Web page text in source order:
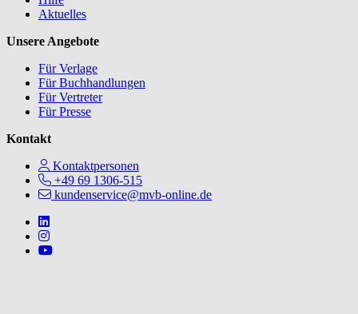
Aktuelles
Unsere Angebote
Für Verlage
Für Buchhandlungen
Für Vertreter
Für Presse
Kontakt
Kontaktpersonen
+49 69 1306-515
kundenservice@mvb-online.de
Follow us on https://www.linkedin.com/company/mvbbooks
Follow us on https://www.instagram.com/lifeatmvb/
Follow us on https://www.youtube.com/@mvbbooks